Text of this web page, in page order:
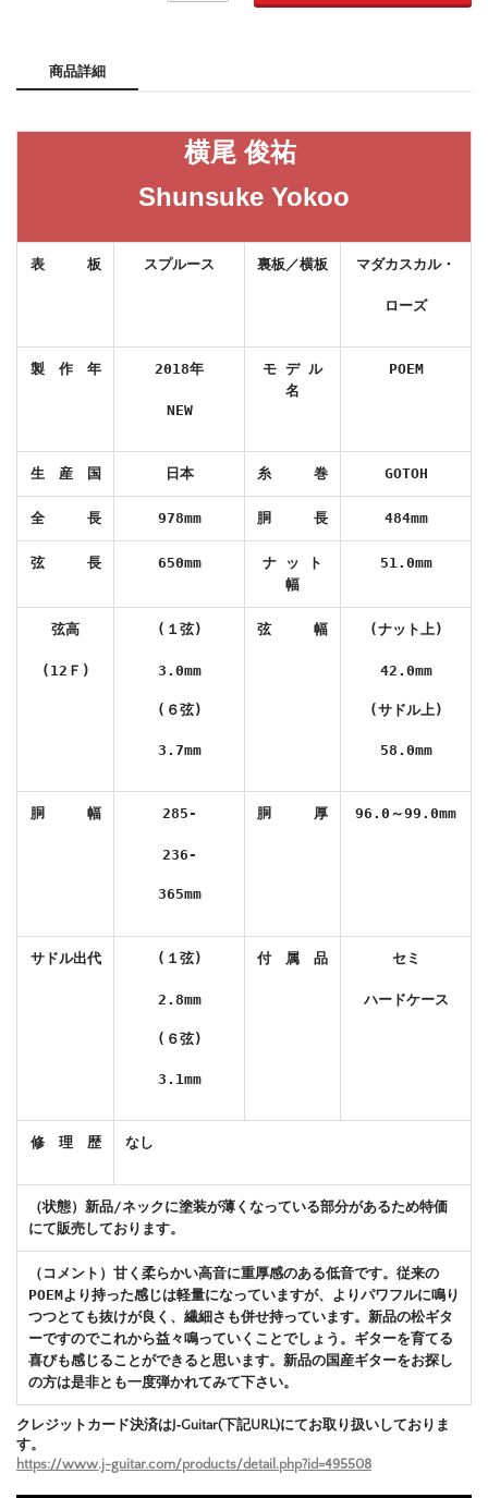
商品詳細
横尾 俊祐
Shunsuke Yokoo
表 板 スプルース 裏板／横板 マダカスカル・
ローズ
製 作 年 2018年
NEW
モ デ ル
名
POEM
生 産 国 日本 糸 巻 GOTOH
全 長 978mm 胴 長 484mm
弦 長 650mm ナ ッ
ト
幅
51.0mm
弦高
(12 Ｆ )
( １弦)
3.0mm
(６弦)
3.7mm
弦 幅 (ナット上 )
42.0mm
(サドル上)
58.0mm
胴 幅 285-
236-
365mm
胴 厚 96.0～99.0mm
サドル出代 ( １弦)
2.8mm
( ６弦)
3.1mm
付 属 品 セミ
ハードケース
修 理 歴 なし
（状態）新品/ネックに塗装が薄くなっている部分があるため特価
にて販売しております。
（コメント） 甘く柔らかい高音に重厚感のある低音です。従来の
POEMより持った感じは軽量になっていますが、よりパワフルに鳴り
つつとても抜けが良く、繊細さも併せ持っています。新品の松ギタ
ーですのでこれから益々鳴っていくことでしょう。ギターを育てる
喜びも感じることができると思います。新品の国産ギターをお探し
の方は是非とも一度弾かれてみて下さい。
クレジットカード決済はJ‐Guitar(下記URL)にてお取り扱いしておりま
す。
https://www.j-guitar.com/products/detail.php?id=495508